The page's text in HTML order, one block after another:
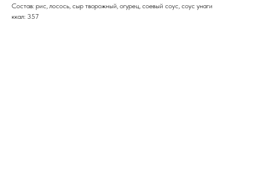
Состав: рис, лосось, сыр творожный, огурец, соевый соус, соус унаги
ккал: 357